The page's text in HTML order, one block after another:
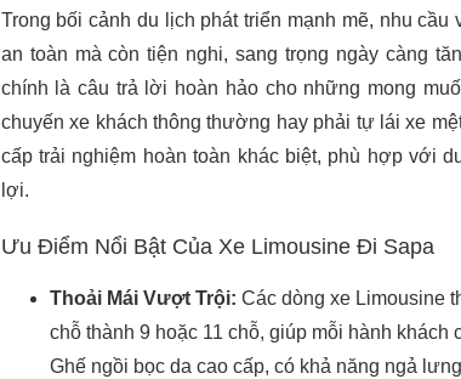
Trong bối cảnh du lịch phát triển mạnh mẽ, nhu
an toàn mà còn tiện nghi, sang trọng ngày càng
chính là câu trả lời hoàn hảo cho những mong
chuyến xe khách thông thường hay phải tự lái xe
cấp trải nghiệm hoàn toàn khác biệt, phù hợp với
lợi.
Ưu Điểm Nổi Bật Của Xe Limousine Đi Sapa
Thoải Mái Vượt Trội: Các dòng xe Limousine
chỗ thành 9 hoặc 11 chỗ, giúp mỗi hành khách
Ghế ngồi bọc da cao cấp, có khả năng ngả